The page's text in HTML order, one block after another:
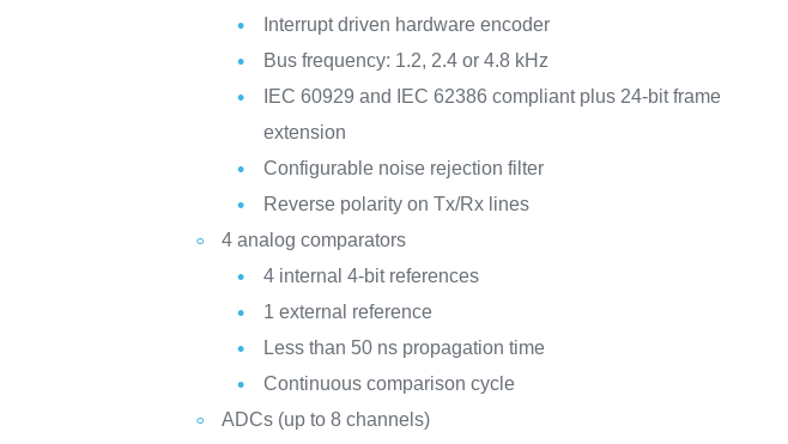
Interrupt driven hardware encoder
Bus frequency: 1.2, 2.4 or 4.8 kHz
IEC 60929 and IEC 62386 compliant plus 24-bit frame
extension
Configurable noise rejection filter
Reverse polarity on Tx/Rx lines
4 analog comparators
4 internal 4-bit references
1 external reference
Less than 50 ns propagation time
Continuous comparison cycle
ADCs (up to 8 channels)